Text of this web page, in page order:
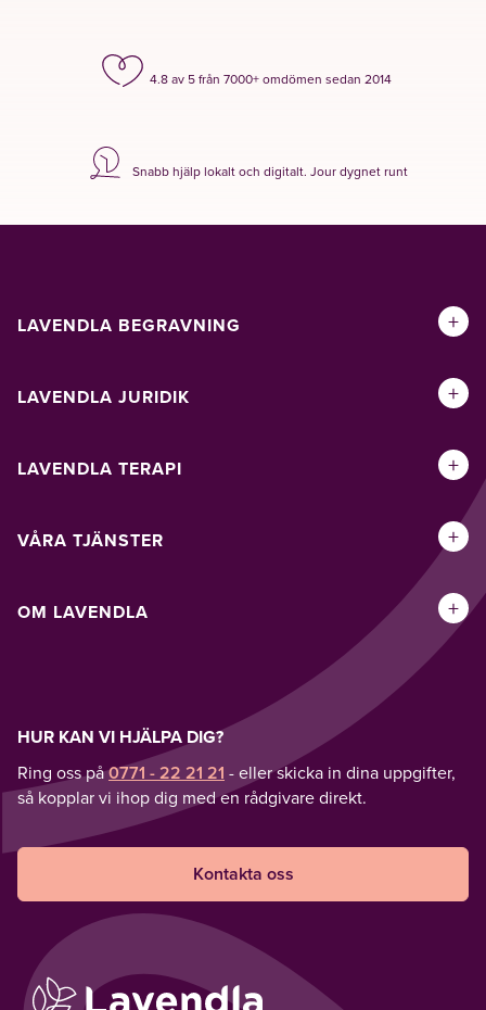
4.8 av 5 från 7000+ omdömen sedan 2014
Snabb hjälp lokalt och digitalt. Jour dygnet runt
LAVENDLA BEGRAVNING +
LAVENDLA JURIDIK +
LAVENDLA TERAPI +
VÅRA TJÄNSTER +
OM LAVENDLA +
HUR KAN VI HJÄLPA DIG?
Ring oss på0771 - 22 21 21 - eller skicka in dina uppgifter,
så kopplar vi ihop dig med en rådgivare direkt.
Kontakta oss